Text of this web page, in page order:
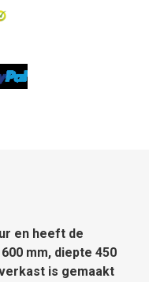
en heeft de
mm, diepte 450
is gemaakt